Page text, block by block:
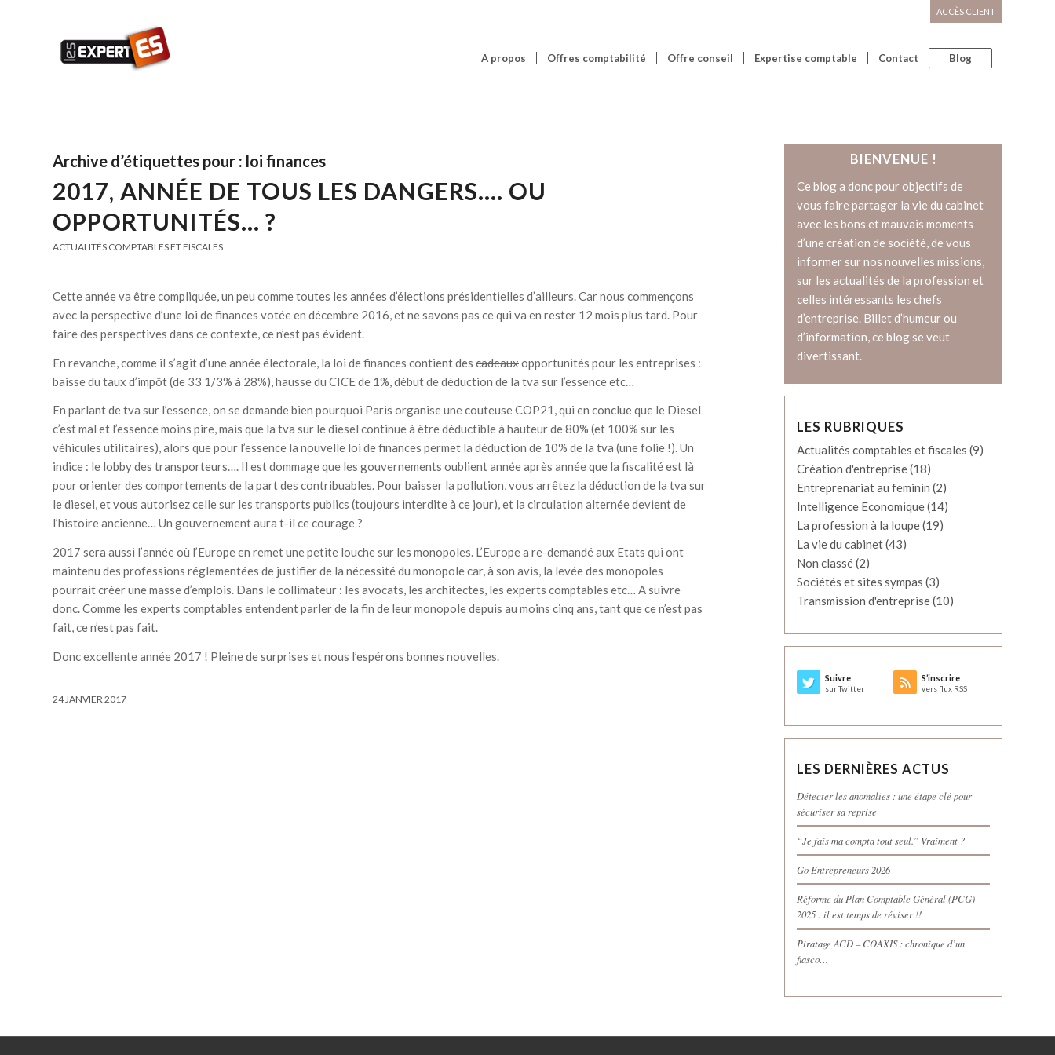
ACCÈS CLIENT
A propos Offres comptabilité Offre conseil Expertise comptable Contact Blog
Archive d’étiquettes pour : loi finances
2017, ANNÉE DE TOUS LES DANGERS…. OU
OPPORTUNITÉS… ?
ACTUALITÉS COMPTABLES ET FISCALES
Cette année va être compliquée, un peu comme toutes les années d’élections présidentielles d’ailleurs. Car nous commençons
avec la perspective d’une loi de finances votée en décembre 2016, et ne savons pas ce qui va en rester 12 mois plus tard. Pour
faire des perspectives dans ce contexte, ce n’est pas évident.
En revanche, comme il s’agit d’une année électorale, la loi de finances contient des cadeauxopportunités pour les entreprises :
baisse du taux d’impôt (de 33 1/3% à 28%), hausse du CICE de 1%, début de déduction de la tva sur l’essence etc…
En parlant de tva sur l’essence, on se demande bien pourquoi Paris organise une couteuse COP21, qui en conclue que le Diesel
c’est mal et l’essence moins pire, mais que la tva sur le diesel continue à être déductible à hauteur de 80% (et 100% sur les
véhicules utilitaires), alors que pour l’essence la nouvelle loi de finances permet la déduction de 10% de la tva (une folie !). Un
indice : le lobby des transporteurs…. Il est dommage que les gouvernements oublient année après année que la fiscalité est là
pour orienter des comportements de la part des contribuables. Pour baisser la pollution, vous arrêtez la déduction de la tva sur
le diesel, et vous autorisez celle sur les transports publics (toujours interdite à ce jour), et la circulation alternée devient de
l’histoire ancienne… Un gouvernement aura t-il ce courage ?
2017 sera aussi l’année où l’Europe en remet une petite louche sur les monopoles. L’Europe a re-demandé aux Etats qui ont
maintenu des professions réglementées de justifier de la nécessité du monopole car, à son avis, la levée des monopoles
pourrait créer une masse d’emplois. Dans le collimateur : les avocats, les architectes, les experts comptables etc… A suivre
donc. Comme les experts comptables entendent parler de la fin de leur monopole depuis au moins cinq ans, tant que ce n’est pas
fait, ce n’est pas fait.
Donc excellente année 2017 ! Pleine de surprises et nous l’espérons bonnes nouvelles.
24 JANVIER 2017
BIENVENUE !
Ce blog a donc pour objectifs de
vous faire partager la vie du cabinet
avec les bons et mauvais moments
d’une création de société, de vous
informer sur nos nouvelles missions,
sur les actualités de la profession et
celles intéressants les chefs
d’entreprise. Billet d’humeur ou
d’information, ce blog se veut
divertissant.
LES RUBRIQUES
Actualités comptables et fiscales (9)
Création d'entreprise(18)
Entreprenariat au feminin (2)
Intelligence Economique(14)
La profession à la loupe(19)
La vie du cabinet(43)
Non classé(2)
Sociétés et sites sympas (3)
Transmission d'entreprise(10)
Suivre
sur Twitter
S’inscrire
vers flux RSS
LES DERNIÈRES ACTUS
Détecter les anomalies : une étape clé pour
sécuriser sa reprise
“Je fais ma compta tout seul.” Vraiment ?
Go Entrepreneurs 2026
Réforme du Plan Comptable Général (PCG)
2025 : il est temps de réviser !!
Piratage ACD – COAXIS : chronique d’un
fiasco…